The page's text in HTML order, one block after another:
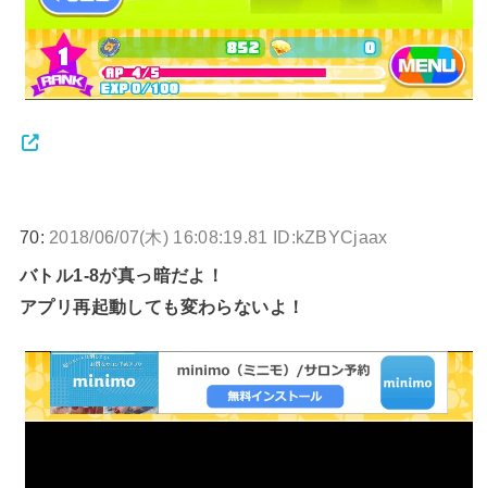
70: 2018/06/07(木) 16:08:19.81 ID:kZBYCjaax
バトル1-8が真っ暗だよ！
アプリ再起動しても変わらないよ！